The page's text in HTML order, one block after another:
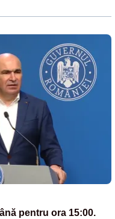
pentru ora 15:00.